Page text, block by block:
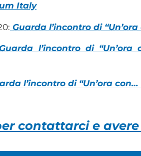
Italy
Guarda l’incontro di
Guarda l’incontro di
l’incontro di “Un’ora
contattarci e